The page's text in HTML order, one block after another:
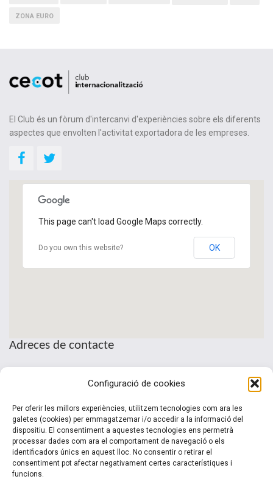
Configuració de cookies
Per oferir les millors experiències, utilitzem tecnologies com ara les
galetes (cookies) per emmagatzemar i/o accedir a la informació del
dispositiu. El consentiment a aquestes tecnologies ens permetrà
processar dades com ara el comportament de navegació o els
identificadors únics en aquest lloc. No consentir o retirar el
consentiment pot afectar negativament certes característiques i
funcions.
ZONA EURO
El Club és un fòrum d'intercanvi d'experiències sobre els diferents
aspectes que envolten l'activitat exportadora de les empreses.
This page can't load Google Maps correctly.
Do you own this website? OK
Adreces de contacte
Telèfon: (+34) 937 361 100
clubinternacionalitzacio@cecot.org.